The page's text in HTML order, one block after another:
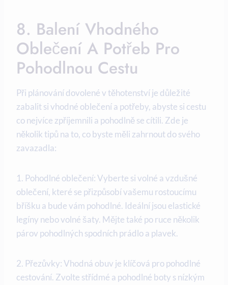
8. Balení Vhodného
Oblečení A‌ Potřeb⁣ Pro
Pohodlnou Cestu
Při plánování dovolené v těhotenství je důležité
‌zabalit‍ si vhodné oblečení a potřeby, abyste si cestu‍
co nejvíce​ zpříjemnili a pohodlně ⁤se cítili. Zde ⁤je
několik tipů na to, co byste měli zahrnout do svého
zavazadla:
1. ⁤Pohodlné‍ oblečení: Vyberte⁤ si volné a‍ vzdušné
oblečení,⁢ které se přizpůsobí vašemu rostoucímu​
bříšku a bude vám pohodlné. Ideální jsou elastické
legíny nebo volné šaty. Mějte také po ruce několik
párov pohodlných spodních prádlo a plavek.
2. Přezůvky: Vhodná obuv je ⁤klíčová‍ pro pohodlné
cestování. Zvolte střídmé a pohodlné⁤ boty s nízkým